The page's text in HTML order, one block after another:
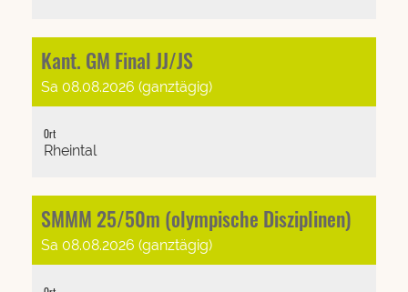
Kant. GM Final JJ/JS
Sa 08.08.2026 (ganztägig)
Ort
Rheintal
SMMM 25/50m (olympische Disziplinen)
Sa 08.08.2026 (ganztägig)